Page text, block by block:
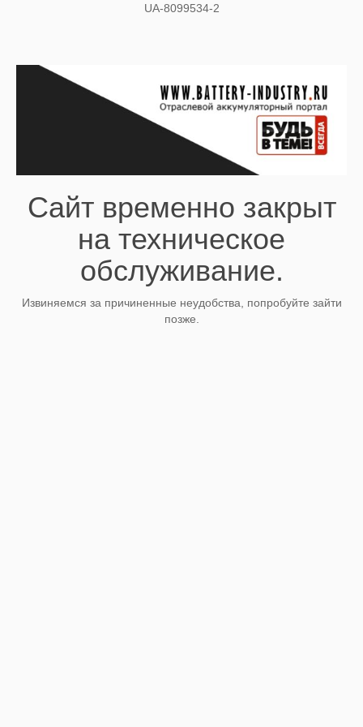
UA-8099534-2
Сайт временно закрыт
на техническое
обслуживание.
Извиняемся за причиненные неудобства, попробуйте зайти
позже.